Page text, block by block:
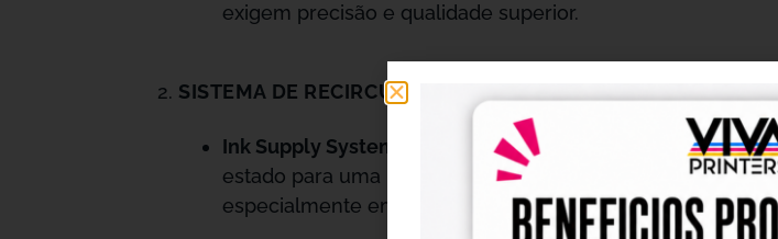
exigem precisão e qualidade superior.
SISTEMA DE RECIRCULAÇÃO DE TINTA BRANCA
Ink Supply System:
Este sistema inovador assegura a
estado para uma impressão consistente e sem
especialmente em projetos que exigem alto nível de